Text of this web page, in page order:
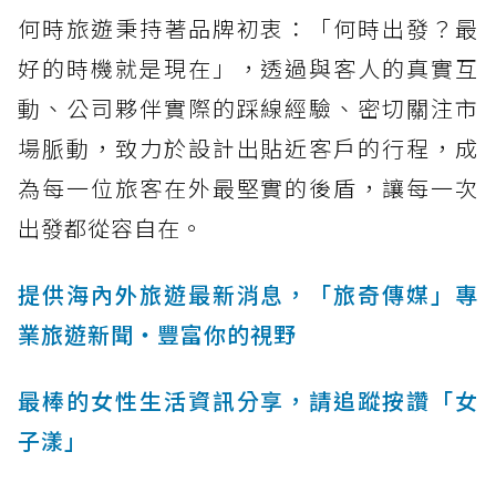
何時旅遊秉持著品牌初衷：「何時出發？最
好的時機就是現在」，透過與客人的真實互
動、公司夥伴實際的踩線經驗、密切關注市
場脈動，致力於設計出貼近客戶的行程，成
為每一位旅客在外最堅實的後盾，讓每一次
出發都從容自在。
提供海內外旅遊最新消息，「旅奇傳媒」專
業旅遊新聞‧豐富你的視野
最棒的女性生活資訊分享，請追蹤按讚「女
子漾」